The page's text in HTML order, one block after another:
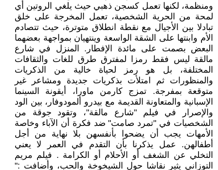
ومنظمة، لكنها تعمل كسجن ذهبي حيث يلغي الروتين أي
لمحة من الحرية الشخصية، تعمل المخرجة على خلق
تبادلا بين الأجيال مع نقطة انطلاق متوترة، حيث تتصادم
الأم وابنتها على الشقة الواسعة وينتهيان بمواجهة بعضهما
البعض بصمت على مائدة الإفطار.‏ المنزل في شارع
مالقة ليس فقط رمزا لمفترق طرق للغات والثقافات
المختلفة، بل هو رمز لحياة خالية من الذكريات
والمنظورات ثم امتلأت بذكريات جديدة ومشاعر غير
متوقعة بمفرجة. تمزج كارمن ماورا، أيقونة السينما
الإسبانية والمتعاونة القديمة مع بيدرو ألمودوفار، بين الود
والإصرار في فيلم ‏‏"شارع مالقة‏‏"، وتقود جوقة من
الشخصيات في "تمرد صامت" ضد فكرة أن الآباء وخاصة
الأمهات يجب أن يضحوا بأنفسهن بلا نهاية من أجل
أطفالهن. عمل يذكرنا بأن التقدم في العمر لا يعني
التخلي عن الشغف أو الأحلام أو الكرامة . فيلم مريم
التوزاني يثير نقاشا حول الشيخوخة والحب، وأضافت :"